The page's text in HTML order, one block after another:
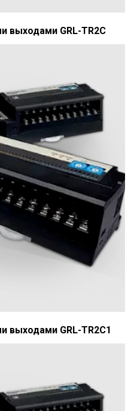
выходами GRL-TR2C
выходами GRL-TR2C1